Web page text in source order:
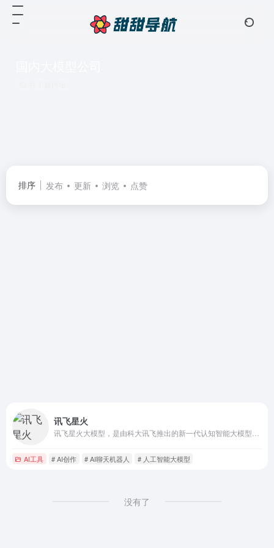
排序 发布 更新 浏览 点赞
讯飞星火
AI工具 # AI创作 # AI聊天机器人 # 人工智能大模型
没有了